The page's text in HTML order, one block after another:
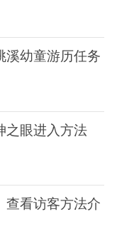
溪幼童游历任务
之眼进入方法
查看访客方法介